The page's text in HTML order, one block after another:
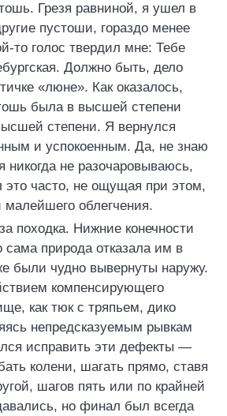
Грезя равниной, я ушел в
пустоши, гораздо менее
то голос твердил мне: Тебе
Должно быть, дело
«люне». Как оказалось,
была в высшей степени
степени. Я вернулся
и успокоенным. Да, не знаю
никогда не разочаровываюсь,
это часто, не ощущая при этом,
малейшего облегчения.
походка. Нижние конечности
сама природа отказала им в
были чудно вывернуты наружу.
компенсирующего
как тюк с тряпьем, дико
непредсказуемым рывкам
исправить эти дефекты —
колени, шагать прямо, ставя
шагов пять или по крайней
но финал был всегда